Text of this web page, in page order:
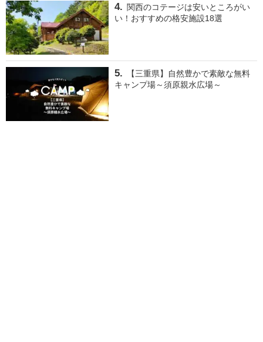
関西のコテージは安いところがい
い！おすすめの格安施設18選
【三重県】自然豊かで素敵な無料
キャンプ場～須原親水広場～